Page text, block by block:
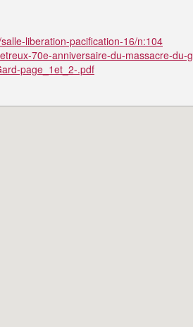
liberation-pacification-16/n:104
70e-anniversaire-du-massacre-du-
page_1et_2-.pdf